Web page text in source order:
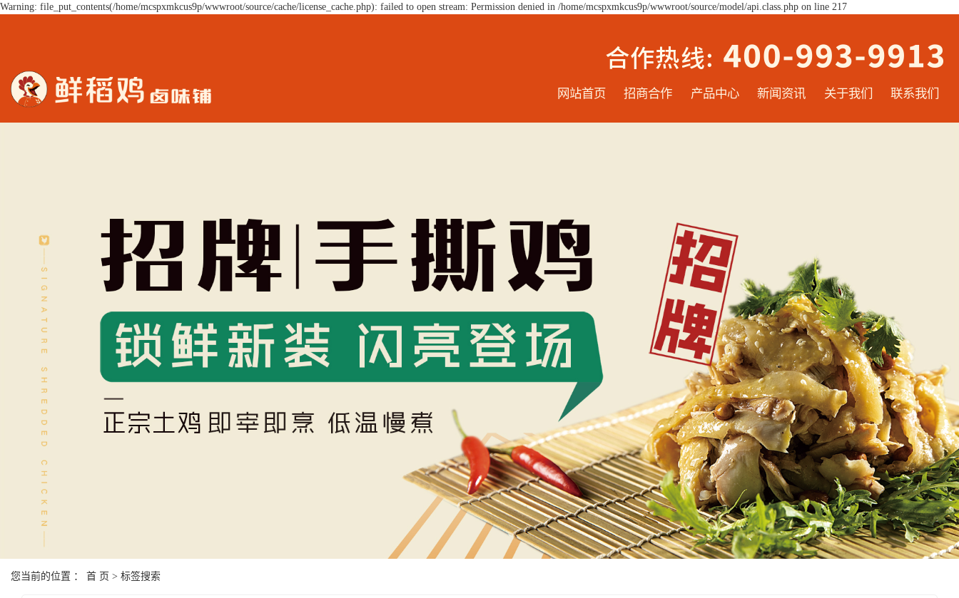
Warning: file_put_contents(/home/mcspxmkcus9p/wwwroot/source/cache/license_cache.php): failed to open stream: Permission denied in /home/mcspxmkcus9p/wwwroot/source/model/api.class.php on line 217
网站首页 招商合作 产品中心 新闻资讯 关于我们 联系我们
您当前的位置 ： 首 页 > 标签搜索